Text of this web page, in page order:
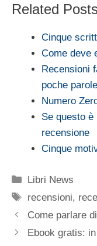
Related
Cinque
Come deve
Recensioni
poche
Numero
Se questo
recensione
Cinque
Categorie
Libri News
Tag
recensioni,
Come parlare
Ebook gratis: